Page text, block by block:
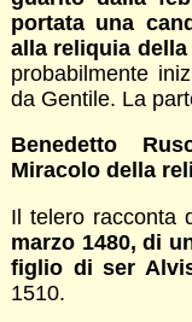
portata una
alla reliquia della
probabilmente
da Gentile. La
Benedetto
Miracolo della
Il telero racconta
marzo 1480, di
figlio di ser
1510.